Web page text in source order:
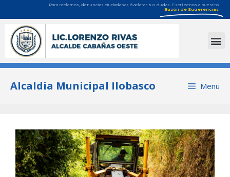
Para reclamos, denuncias ciudadanas ó aclarar tus dudas. Escríbenos a nuestro
Buzón de Sugerencias
Alcaldia Municipal Ilobasco Menu